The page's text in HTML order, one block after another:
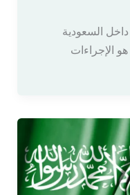
السعودية
هو الإجراءات